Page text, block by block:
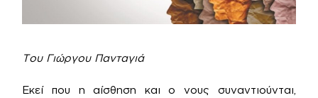
Του Γιώργου Πανταγιά
Εκεί που η αίσθηση και ο νους συναντιούνται,